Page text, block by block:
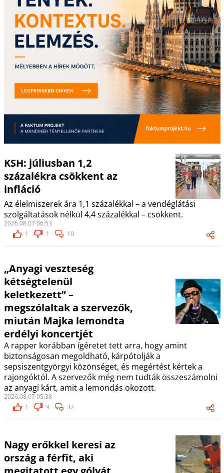
KSH: júliusban 1,2
százalékra csökkent az
infláció
Az élelmiszerek ára 1,1 százalékkal – a vendéglátási
szolgáltatások nélkül 4,4 százalékkal – csökkent.
2026.08.07 06:53
1
1 10
„Anyagi veszteség
kétségtelenül
keletkezett” –
megszólaltak a szervezők,
miután Majka lemondta
erdélyi koncertjét
A rapper korábban ígéretet tett arra, hogy amint
biztonságosan megoldható, kárpótolják a
sepsiszentgyörgyi közönséget, és megértést kértek a
rajongóktól. A szervezők még nem tudták összeszámolni
az anyagi kárt, amit a lemondás okozott.
2026.08.07 05:38
1
9 32
Nagy erőkkel keresi az
ország a férfit, aki